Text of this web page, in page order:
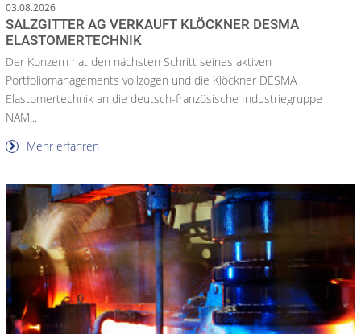
03.08.2026
SALZGITTER AG VERKAUFT KLÖCKNER DESMA
ELASTOMERTECHNIK
Der Konzern hat den nächsten Schritt seines aktiven
Portfoliomanagements vollzogen und die Klöckner DESMA
Elastomertechnik an die deutsch-französische Industriegruppe
NAM...
Mehr erfahren